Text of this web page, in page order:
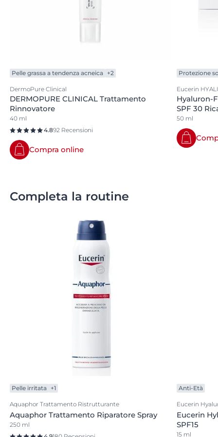
Pelle grassa a tendenza acneica +2
DermoPure Clinical
DERMOPURE CLINICAL Trattamento
Rinnovatore
40 ml
4.892 Recensioni
Compra online
Protezione
Eucerin
Hyaluron-
SPF 30
50 ml
Completa la routine
Pelle irritata +1
Aquaphor Trattamento Ristrutturante
Aquaphor Trattamento Riparatore Spray
250 ml
Anti-Età
Eucerin
Eucerin
SPF15
15 ml